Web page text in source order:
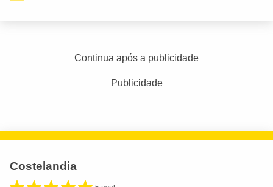
Continua após a publicidade
Publicidade
Costelandia